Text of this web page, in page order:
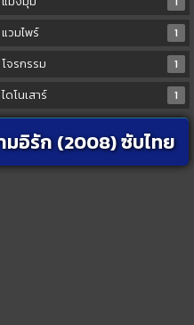
แวมไพร์
1
โจรกรรม
1
ไดโนเสาร์ 1
อิรัก (2008) ซับไทย